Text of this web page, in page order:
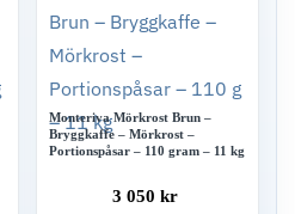
Monteriva Mörkrost Brun –
Bryggkaffe – Mörkrost –
Portionspåsar – 110 gram – 11 kg
3 050 kr